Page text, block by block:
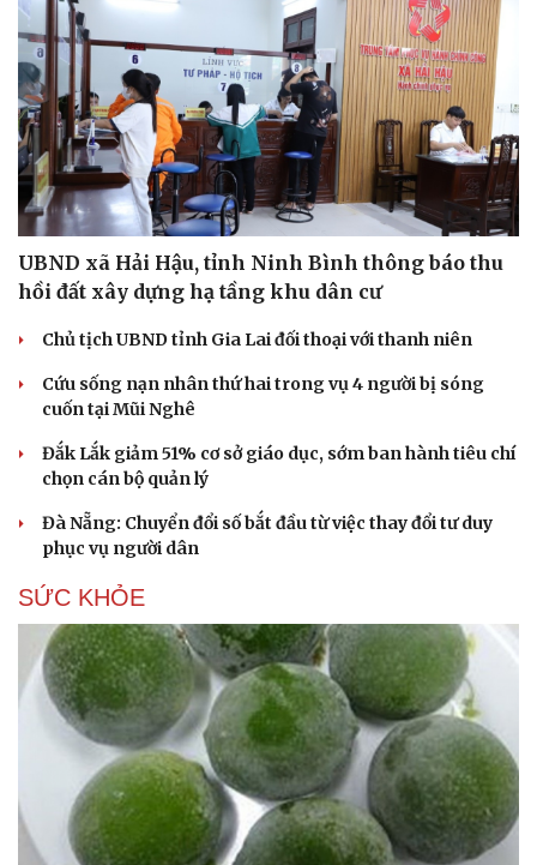
Tư vấn
Săn Tour
check-in
Podcast
Câu chuyện thời sự
Đọc truyện đêm khuya
Cửa sổ tình yêu
UBND xã Hải Hậu, tỉnh Ninh Bình thông báo thu
hồi đất xây dựng hạ tầng khu dân cư
Chủ tịch UBND tỉnh Gia Lai đối thoại với thanh niên
Cứu sống nạn nhân thứ hai trong vụ 4 người bị sóng
cuốn tại Mũi Nghê
Đắk Lắk giảm 51% cơ sở giáo dục, sớm ban hành tiêu chí
chọn cán bộ quản lý
Đà Nẵng: Chuyển đổi số bắt đầu từ việc thay đổi tư duy
phục vụ người dân
SỨC KHỎE